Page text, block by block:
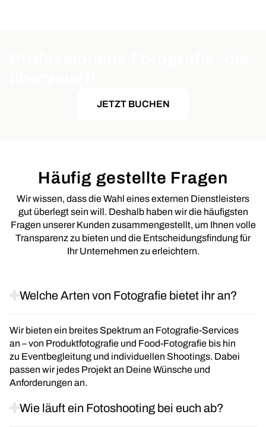
JETZT BUCHEN
Häufig gestellte Fragen
Wir wissen, dass die Wahl eines externen Dienstleisters
gut überlegt sein will. Deshalb haben wir die häufigsten
Fragen unserer Kunden zusammengestellt, um Ihnen volle
Transparenz zu bieten und die Entscheidungsfindung für
Ihr Unternehmen zu erleichtern.
Welche Arten von Fotografie bietet ihr an?
Wir bieten ein breites Spektrum an Fotografie-Services
an – von Produktfotografie und Food-Fotografie bis hin
zu Eventbegleitung und individuellen Shootings. Dabei
passen wir jedes Projekt an Deine Wünsche und
Anforderungen an.
Wie läuft ein Fotoshooting bei euch ab?